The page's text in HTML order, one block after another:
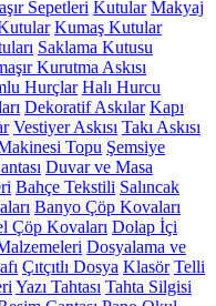
Sepetleri Kutular Makyaj
Kumaş Kutular
Saklama Kutusu
Kurutma Askısı
Hurçlar Halı Hurcu
Dekoratif Askılar Kapı
Vestiyer Askısı Takı Askısı
Topu Şemsiye
Duvar ve Masa
Bahçe Tekstili Salıncak
Banyo Çöp Kovaları
Çöp Kovaları Dolap İçi
Dosyalama ve
Çıtçıtlı Dosya Klasör Telli
Yazı Tahtası Tahta Silgisi